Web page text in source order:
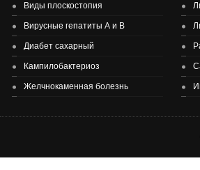
Виды плоскостопия
Вирусные гепатиты А и В
Диабет сахарный
Кампилобактериоз
Желчнокаменная болезнь
Здоровье детей и подростков - основа